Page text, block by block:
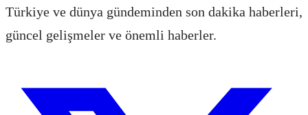
Türkiye ve dünya gündeminden son dakika haberleri,
güncel gelişmeler ve önemli haberler.